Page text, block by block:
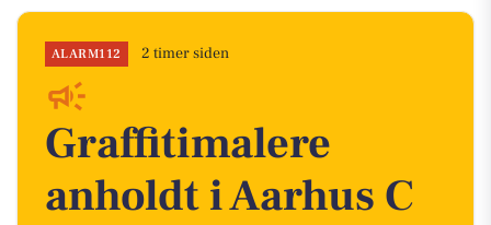
ALARM112 2 timer siden
Graffitimalere
anholdt i Aarhus C